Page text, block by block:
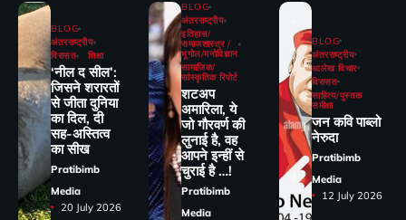
BLOG
अंतरराष्ट्रीय
विरासत
शिक्षा
‘नील द सील’:
जिसने शरारतों
से जीता दुनिया
का दिल, दी
सह-अस्तित्व
का सीख
Pratibimb
Media
20 July 2026
BLOG
अंतरराष्ट्रीय
इतिहास/
समाजशास्त्र /
भूगोल/मनोविज्ञान
सामाजिक/
सांस्कृतिक रिपोर्ट
शटअप
अमारिला, ये
जो गौरवर्ण की
लुनाई है, वह
आपने इन्हीं से
चुराई है …!
Pratibimb
Media
BLOG
अंतरराष्ट्रीय
आलेख विचार
विरासत
साहित्य/पुस्तक
समीक्षा
जन कवि पाब्लो
नेरुदा
Pratibimb
Media
12 July 2026